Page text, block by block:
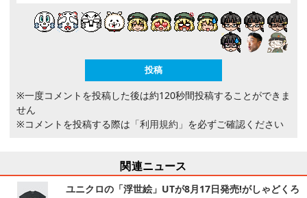
※一度コメントを投稿した後は約120秒間投稿することができま
せん
※コメントを投稿する際は 「利用規約」 を必ずご確認ください
関連ニュース
ユニクロの「浮世絵」UTが8月17日発売!がしゃどくろ